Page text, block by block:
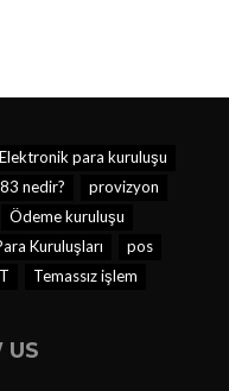
Elektronik para kuruluşu
nedir?
provizyon
Ödeme kuruluşu
Kuruluşları
pos
Temassız işlem
US